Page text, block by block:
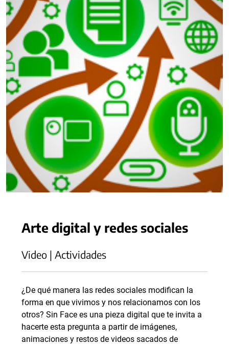
Arte digital y redes sociales
Video | Actividades
¿De qué manera las redes sociales modifican la
forma en que vivimos y nos relacionamos con los
otros? Sin Face es una pieza digital que te invita a
hacerte esta pregunta a partir de imágenes,
animaciones y restos de videos sacados de